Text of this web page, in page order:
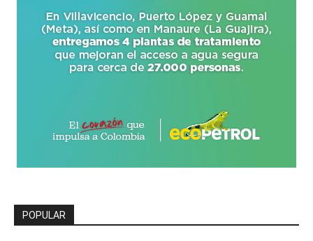
POPULAR